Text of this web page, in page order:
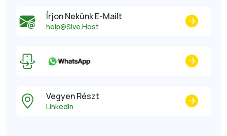
Írjon Nekünk E-Mailt
help@Sive.Host
Vegyen Részt
LinkedIn